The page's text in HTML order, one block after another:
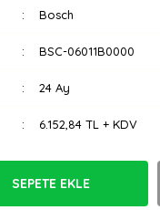
Bosch
BSC-06011B0000
24 Ay
6.152,84 TL + KDV
SEPETE EKLE